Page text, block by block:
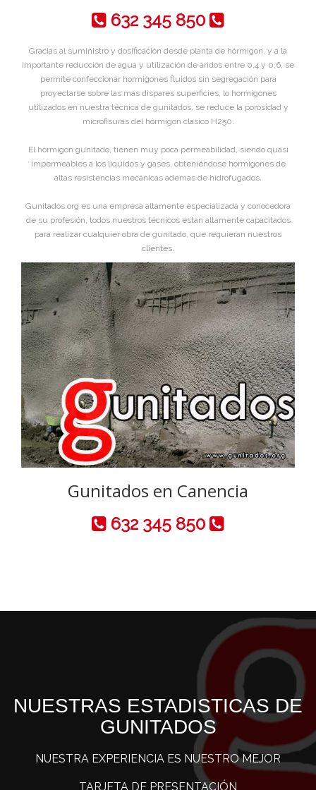
632 345 850
Gracias al suministro y dosificación desde planta de hórmigon, y a la
importante reducción de agua y utilización de aridos entre 0,4 y 0,6, se
permite confeccionar hormigones fluidos sin segregación para
proyectarse sobre las mas dispares superficies, lo hormigones
utilizados en nuestra técnica de gunitados, se reduce la porosidad y
microfisuras del hórmigon clasico H250.
El hórmigon gunitado, tienen muy poca permeabilidad, siendo quasi
impermeables a los líquidos y gases, obteniéndose hormigones de
altas resistencias mecánicas ademas de hidrofugados.
Gunitados.org es una empresa altamente especializada y conocedora
de su profesión, todos nuestros técnicos estan altamente capacitados
para realizar cualquier obra de gunitado, que requieran nuestros
clientes.
Gunitados en Canencia
632 345 850
NUESTRAS ESTADISTICAS DE
GUNITADOS
NUESTRA EXPERIENCIA ES NUESTRO MEJOR
TARJETA DE PRESENTACIÓN